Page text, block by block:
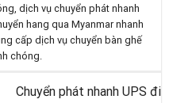
,dịch vụ chuyển phát nhanh
hang qua Myanmar nhanh
cấp dịch vụ chuyển bàn ghế
chóng.
Chuyển phát nhanh UPS đi